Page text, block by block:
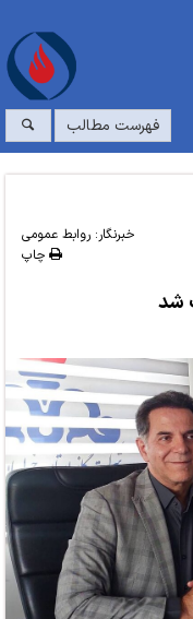
فهرست مطالب
خبرنگار: روابط عمومی
چاپ